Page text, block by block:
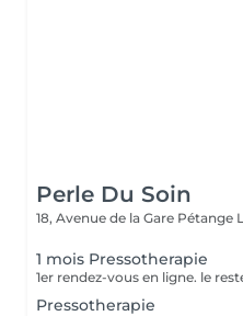
Perle Du Soin
18, Avenue de la Gare Pétange
1 mois Pressotherapie
1er rendez-vous en ligne. le
Pressotherapie